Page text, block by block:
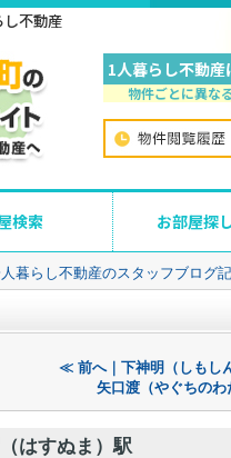
不動産
1人暮らし不動
物件ごとに異な
検索 お部屋探
暮らし不動産のスタッフブログ
≪ 前へ｜下神明（しもし
矢口渡（やぐちの
はすぬま）駅